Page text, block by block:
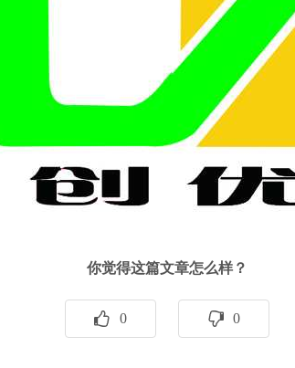
你觉得这篇文章怎么样？
0 0